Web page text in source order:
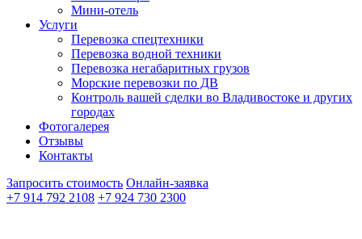
Мини-отель
Услуги
Перевозка спецтехники
Перевозка водной техники
Перевозка негабаритных грузов
Морские перевозки по ДВ
Контроль вашей сделки во Владивостоке и других
городах
Фотогалерея
Отзывы
Контакты
Запросить стоимость Онлайн-заявка
+7 914 792 2108 +7 924 730 2300